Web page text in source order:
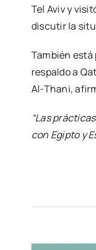
Tel Aviv y
discutir la
También está
respaldo a
Al-Thani,
“Las
con Egipto y